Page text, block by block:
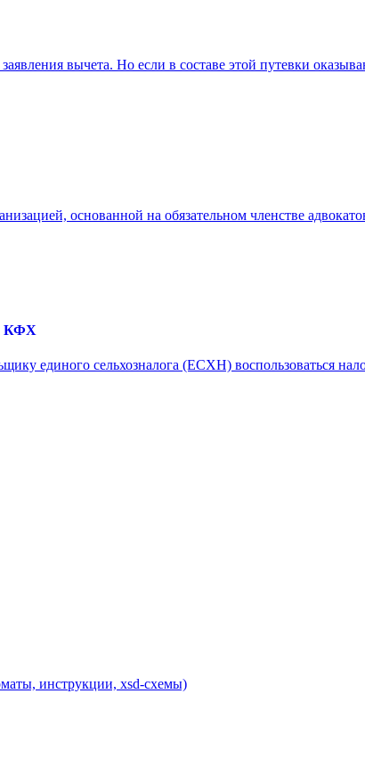
вычета. Но если в составе этой путевки
основанной на обязательном членстве
КФХ
единого сельхозналога (ЕСХН) воспользоваться
инструкции, xsd-схемы)